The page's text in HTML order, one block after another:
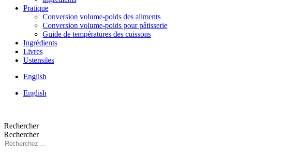
Pratique
Conversion volume-poids des aliments
Conversion volume-poids pour pâtisserie
Guide de températures des cuissons
Ingrédients
Livres
Ustensiles
English
English
Rechercher
Rechercher